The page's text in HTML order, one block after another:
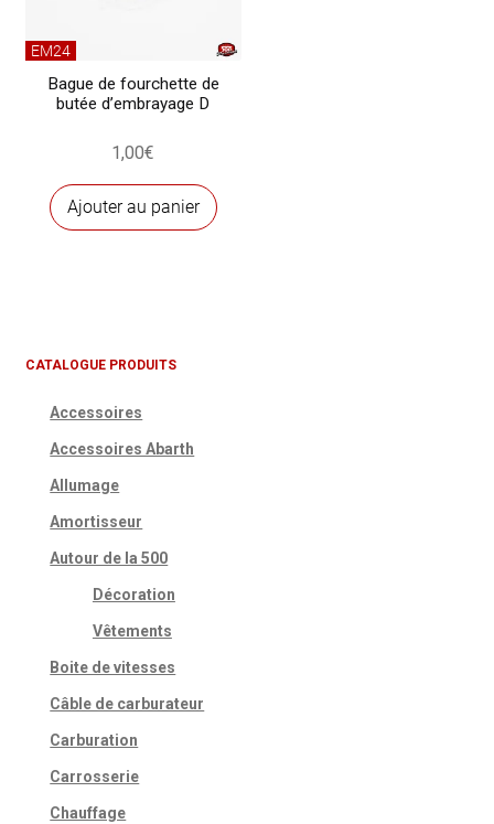
EM24
Bague de fourchette de
butée d’embrayage D
1,00€
Ajouter au panier
CATALOGUE PRODUITS
Accessoires
Accessoires Abarth
Allumage
Amortisseur
Autour de la 500
Décoration
Vêtements
Boite de vitesses
Câble de carburateur
Carburation
Carrosserie
Chauffage